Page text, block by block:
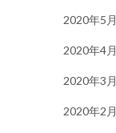
2020年5月
2020年4月
2020年3月
2020年2月